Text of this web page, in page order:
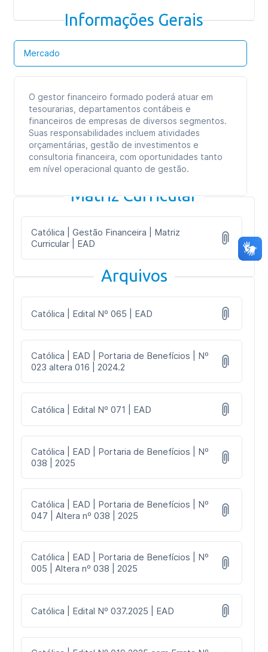
Informações Gerais
Mercado
O gestor financeiro formado poderá atuar em
tesourarias, departamentos contábeis e
financeiros de empresas de diversos segmentos.
Suas responsabilidades incluem atividades
orçamentárias, gestão de investimentos e
consultoria financeira, com oportunidades tanto
em nível operacional quanto de gestão.
Matriz Curricular
Católica | Gestão Financeira | Matriz
Curricular | EAD
Arquivos
Católica | Edital Nº 065 | EAD
Católica | EAD | Portaria de Benefícios | Nº
023 altera 016 | 2024.2
Católica | Edital Nº 071 | EAD
Católica | EAD | Portaria de Benefícios | Nº
038 | 2025
Católica | EAD | Portaria de Benefícios | Nº
047 | Altera nº 038 | 2025
Católica | EAD | Portaria de Benefícios | Nº
005 | Altera nº 038 | 2025
Católica | Edital Nº 037.2025 | EAD